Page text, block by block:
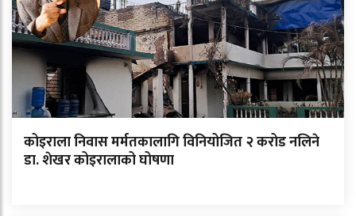
कोइराला निवास मर्मतकालागि विनियोजित २ करोड नलिने
डा. शेखर कोइरालाको घोषणा